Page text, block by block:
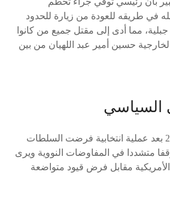
في طريقه للعودة من زيارة للحدود
جبلية، مما أدى إلى مقتل جميع من كانوا
حسين أمير عبد اللهيان من بين
السياسي
انتخب رئيسي عام 2021 بعد عملية انتخابية فرضت السلطات
متشددا في المفاوضات النووية ويرى
الأمريكية مقابل فرض قيود متواضعة